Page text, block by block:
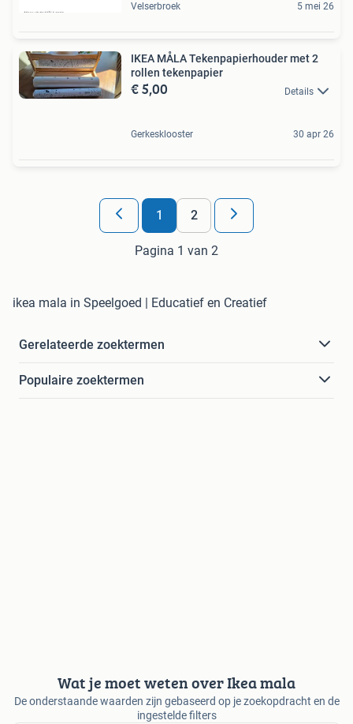
Velserbroek 5 mei 26
IKEA MÅLA Tekenpapierhouder met 2
rollen tekenpapier
€ 5,00 Details
Gerkesklooster 30 apr 26
1 2
Pagina 1 van 2
ikea mala in Speelgoed | Educatief en Creatief
Gerelateerde zoektermen
Populaire zoektermen
Wat je moet weten over Ikea mala
De onderstaande waarden zijn gebaseerd op je zoekopdracht en de
ingestelde filters